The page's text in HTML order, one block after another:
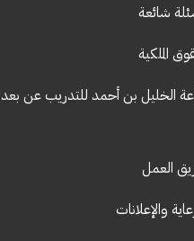
شائعة
الملكية
الخليل بن أحمد للتدريب عن بعد
العمل
والإعلانات